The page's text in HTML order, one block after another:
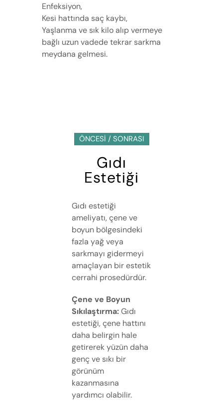
Enfeksiyon,
Kesi hattında saç kaybı,
Yaşlanma ve sık kilo alıp vermeye
bağlı uzun vadede tekrar sarkma
meydana gelmesi.
ÖNCESİ / SONRASI
Gıdı
Estetiği
Gıdı estetiği
ameliyatı, çene ve
boyun bölgesindeki
fazla yağ veya
sarkmayı gidermeyi
amaçlayan bir estetik
cerrahi prosedürdür.
Çene ve Boyun
Sıkılaştırma:Gıdı
estetiği, çene hattını
daha belirgin hale
getirerek yüzün daha
genç ve sıkı bir
görünüm
kazanmasına
yardımcı olabilir.